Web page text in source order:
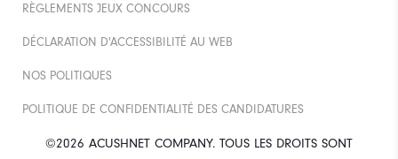
©2026 ACUSHNET COMPANY. TOUS LES DROITS SONT
RÈGLEMENTS JEUX CONCOURS
DÉCLARATION D'ACCESSIBILITÉ AU WEB
NOS POLITIQUES
POLITIQUE DE CONFIDENTIALITÉ DES CANDIDATURES